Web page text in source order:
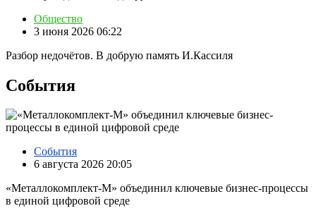
Общество
3 июня 2026 06:22
Разбор недочётов. В добрую память И.Кассиля
События
События
6 августа 2026 20:05
«Металлокомплект-М» объединил ключевые бизнес-процессы
в единой цифровой среде